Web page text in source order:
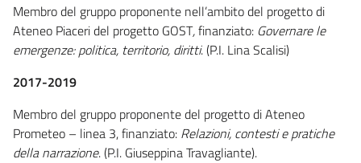
Membro del gruppo proponente nell’ambito del progetto di
Ateneo Piaceri del progetto GOST,finanziato: Governare le
emergenze: politica, territorio, diritti. (P.I. Lina Scalisi)
2017-2019
Membro del gruppo proponente del progetto di Ateneo
Prometeo – linea 3, finanziato: Relazioni, contesti e pratiche
della narrazione. (P.I. Giuseppina Travagliante).